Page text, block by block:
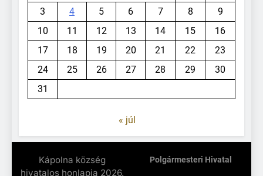
3
4 5 6 7 8
9
10
11 12 13 14 15
16
17
18 19 20 21 22
23
24
25 26 27 28 29
30
31
« júl
Kápolna község
hivatalos honlapja 2026.
Polgármesteri Hivatal